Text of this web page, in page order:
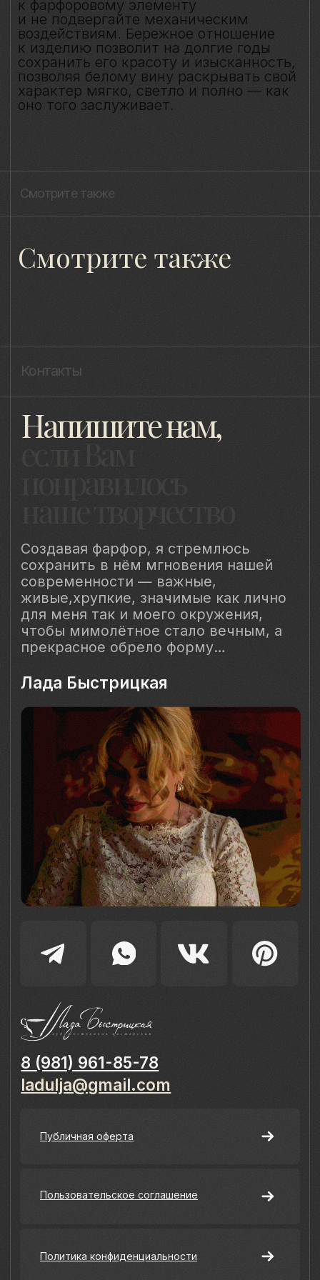
ИП Быстрицкая Лада Альбертовна
ИНН 781401355757
ОГРНИП 318 784 700 212 401
Публичная оферта
Политика конфиденциальности
Политика cookie
максимального удобства. Используя наш Сайт, Вы
соглашаетесь с
Политикой использования cookies-файлов
выражаете свое согласие на обработку Ваших
персональных данных с использованием сервисов аналитики
Яндекс.Метрика, AppMetrica, Google Analytics. В случае
Вашего несогласия с обработкой Ваших персональных
данных Вы можете отключить сохранение cookie в
настройках Вашего браузера. Спасибо, что Вы с нами!